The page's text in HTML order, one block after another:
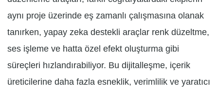
aynı proje üzerinde eş zamanlı çalışmasına olanak
tanırken, yapay zeka destekli araçlar renk düzeltme,
ses işleme ve hatta özel efekt oluşturma gibi
süreçleri hızlandırabiliyor. Bu dijitalleşme, içerik
üreticilerine daha fazla esneklik, verimlilik ve yaratıcı